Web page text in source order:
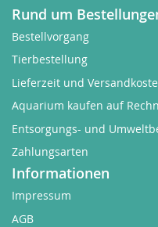
Rund um
Bestellvorgang
Tierbestellung
Lieferzeit und
Aquarium kaufen auf
Entsorgungs- und
Zahlungsarten
Informationen
Impressum
AGB